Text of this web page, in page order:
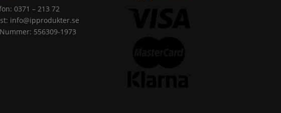
0371 – 213 72
info@ipprodukter.se
556309-1973